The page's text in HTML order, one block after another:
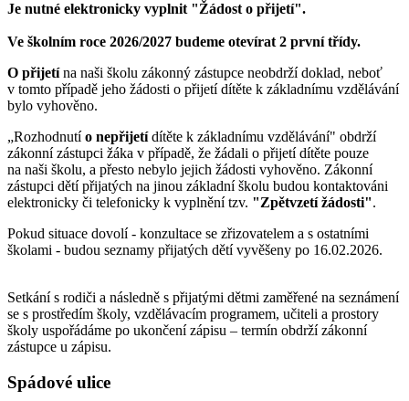
Je nutné elektronicky vyplnit "Žádost o přijetí".
Ve školním roce 2026/2027 budeme otevírat 2 první třídy.
O přijetína naši školu zákonný zástupce neobdrží doklad, neboť
v tomto případě jeho žádosti o přijetí dítěte k základnímu vzdělávání
bylo vyhověno.
„Rozhodnutío nepřijetídítěte k základnímu vzdělávání" obdrží
zákonní zástupci žáka v případě, že žádali o přijetí dítěte pouze
na naši školu, a přesto nebylo jejich žádosti vyhověno. Zákonní
zástupci dětí přijatých na jinou základní školu budou kontaktováni
elektronicky či telefonicky k vyplnění tzv. "Zpětvzetí žádosti".
Pokud situace dovolí - konzultace se zřizovatelem a s ostatními
školami - budou seznamy přijatých dětí vyvěšeny po 16.02.2026.
Setkání s rodiči a následně s přijatými dětmi zaměřené na seznámení
se s prostředím školy, vzdělávacím programem, učiteli a prostory
školy uspořádáme po ukončení zápisu – termín obdrží zákonní
zástupce u zápisu.
Spádové ulice